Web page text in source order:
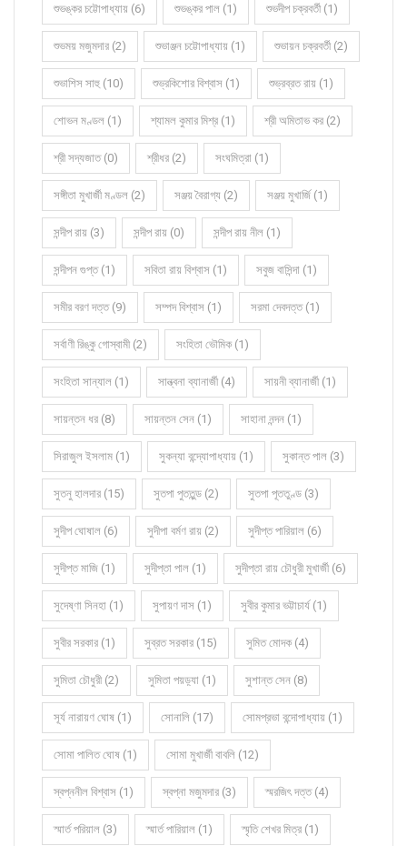
শুভঙ্কর চট্টোপাধ্যায় (6) শুভঙ্কর পাল (1) শুভদীপ চক্রবর্তী (1)
শুভময় মজুমদার (2) শুভাঞ্জন চট্টোপাধ্যায় (1) শুভায়ন চক্রবর্তী (2)
শুভাশিস সাহু (10) শুভ্রকিশোর বিশ্বাস (1) শুভ্রব্রত রায় (1)
শোভন মণ্ডল (1) শ্যামল কুমার মিশ্র (1) শ্রী অমিতাভ কর (2)
শ্রী সদ্যজাত (0) শ্রীধর (2) সংঘমিত্রা (1)
সঙ্গীতা মুখার্জী মণ্ডল (2) সঞ্জয় বৈরাগ্য (2) সঞ্জয় মুখার্জি (1)
সন্দীপ রায় (3) সন্দীপ রায় (0) সন্দীপ রায় নীল (1)
সন্দীপন গুপ্ত (1) সবিতা রায় বিশ্বাস (1) সবুজ বাসিন্দা (1)
সমীর বরণ দত্ত (9) সম্পদ বিশ্বাস (1) সরমা দেবদত্ত (1)
সর্বাণী রিঙ্কু গোস্বামী (2) সংহিতা ভৌমিক (1)
সংহিতা সান্যাল (1) সান্ত্বনা ব্যানার্জী (4) সায়নী ব্যানার্জী (1)
সায়ন্তন ধর (8) সায়ন্তন সেন (1) সাহানা নন্দন (1)
সিরাজুল ইসলাম (1) সুকন্যা বন্দ্যোপাধ্যায় (1) সুকান্ত পাল (3)
সুতনু হালদার (15) সুতপা পুততুন্ড (2) সুতপা পূততুণ্ড (3)
সুদীপ ঘোষাল (6) সুদীপা বর্মণ রায় (2) সুদীপ্ত পারিয়াল (6)
সুদীপ্ত মাজি (1) সুদীপ্তা পাল (1) সুদীপ্তা রায় চৌধুরী মুখার্জী (6)
সুদেষ্ণা সিনহা (1) সুপায়ণ দাস (1) সুবীর কুমার ভট্টাচার্য (1)
সুবীর সরকার (1) সুব্রত সরকার (15) সুমিত মোদক (4)
সুমিতা চৌধুরী (2) সুমিতা পয়ড়্যা (1) সুশান্ত সেন (8)
সূর্য নারায়ণ ঘোষ (1) সোনালি (17) সোমপ্রভা বন্দোপাধ্যায় (1)
সোমা পালিত ঘোষ (1) সোমা মুখার্জী বাবলি (12)
স্বপ্ননীল বিশ্বাস (1) স্বপ্না মজুমদার (3) স্মরজিৎ দত্ত (4)
স্মার্ত পরিয়াল (3) স্মার্ত পারিয়াল (1) স্মৃতি শেখর মিত্র (1)